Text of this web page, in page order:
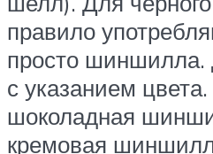
правило
просто шиншилла.
с указанием
шоколадная
кремовая